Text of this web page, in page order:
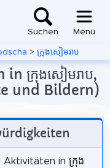
Suchen Menü
> ក្រុងសៀមរាប
ក្រុងសៀមរាប,
und Bildern)
in ក្រុង